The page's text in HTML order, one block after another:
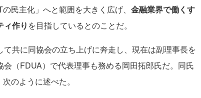
民主化」へと範囲を大きく広げ、 金融業界で働くす
ィ作り を目指しているとのことだ。
共に同協会の立ち上げに奔走し、現在は副理事長を
（FDUA）で代表理事も務める岡田拓郎氏だ。同氏
のように述べた。